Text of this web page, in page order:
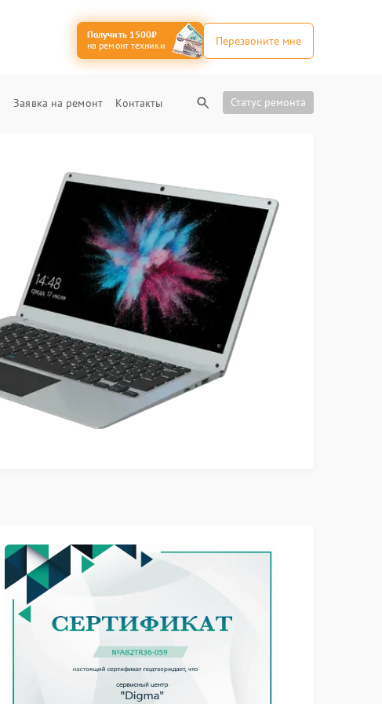
Получить 1500₽
на ремонт техники
Перезвоните мне
Заявка на ремонт Контакты Статус ремонта